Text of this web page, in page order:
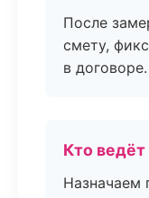
После
смету,
в договоре.
Кто ведёт
Назначаем